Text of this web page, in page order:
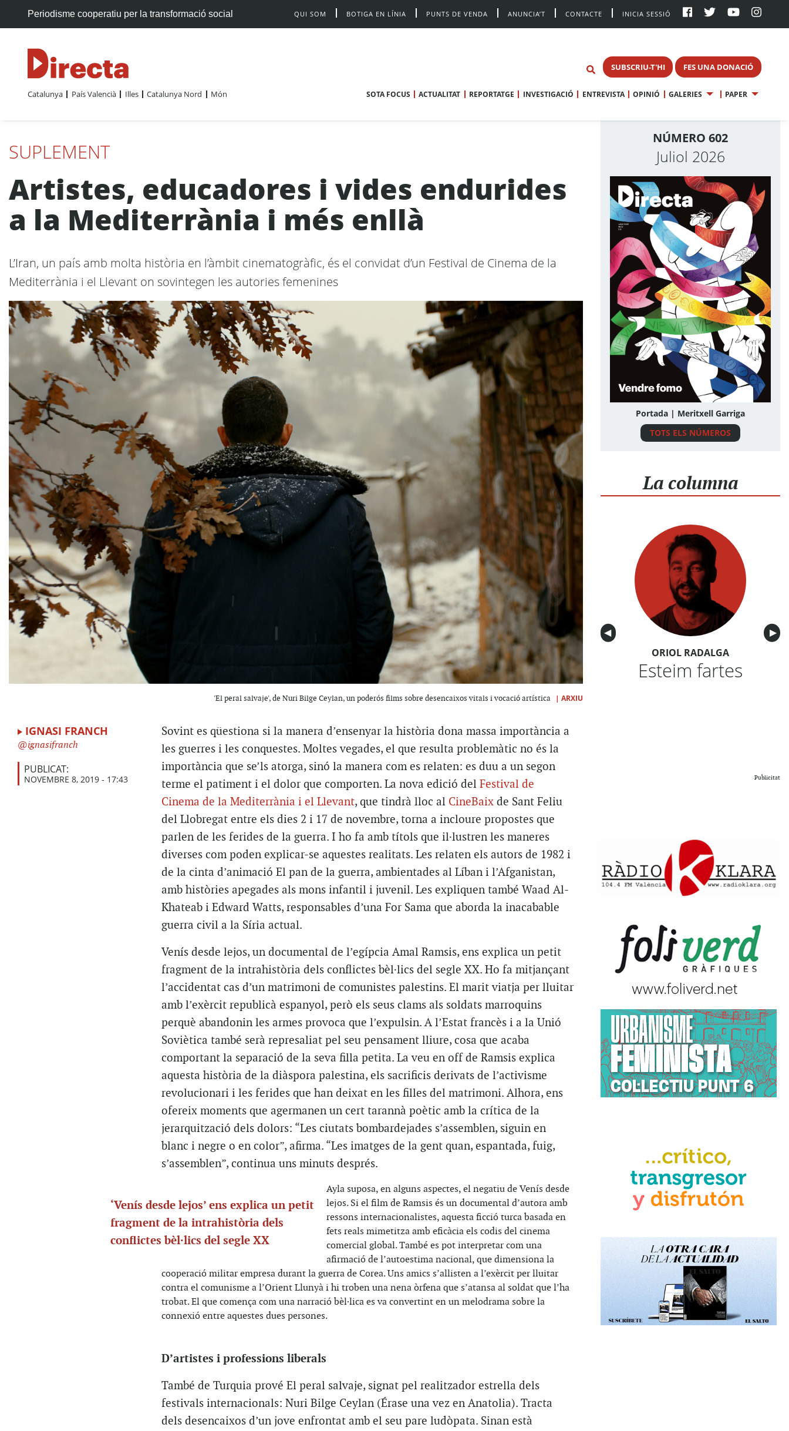
Periodisme cooperatiu per la transformació social QUI SOM BOTIGA EN LÍNIA PUNTS DE VENDA ANUNCIA’T CONTACTE INICIA SESSIÓ
SUBSCRIU-T'HI FES UNA DONACIÓ
Catalunya País Valencià Illes Catalunya Nord Món SOTA FOCUS ACTUALITAT REPORTATGE INVESTIGACIÓ ENTREVISTA OPINIÓ GALERIES PAPER
SUPLEMENT
Artistes, educadores i vides endurides
a la Mediterrània i més enllà
L’Iran, un país amb molta història en l’àmbit cinematogràfic, és el convidat d’un Festival de Cinema de la
Mediterrània i el Llevant on sovintegen les autories femenines
'El peral salvaje', de Nuri Bilge Ceylan, un poderós films sobre desencaixos vitals i vocació artística | ARXIU
IGNASI FRANCH
ignasifranch
PUBLICAT:
NOVEMBRE 8, 2019 - 17:43
Sovint es qüestiona si la manera d’ensenyar la història dona massa importància a
les guerres i les conquestes. Moltes vegades, el que resulta problemàtic no és la
importància que se’ls atorga, sinó la manera com es relaten: es duu a un segon
terme el patiment i el dolor que comporten. La nova edició del Festival de
Cinema de la Mediterrània i el Llevant, que tindrà lloc al CineBaixde Sant Feliu
del Llobregat entre els dies 2 i 17 de novembre, torna a incloure propostes que
parlen de les ferides de la guerra. I ho fa amb títols que il·lustren les maneres
diverses com poden explicar-se aquestes realitats. Les relaten els autors de 1982 i
de la cinta d’animació El pan de la guerra, ambientades al Líban i l’Afganistan,
amb històries apegades als mons infantil i juvenil. Les expliquen també Waad Al-
Khateab i Edward Watts, responsables d’una For Sama que aborda la inacabable
guerra civil a la Síria actual.
Venís desde lejos, un documental de l’egípcia Amal Ramsis, ens explica un petit
fragment de la intrahistòria dels conflictes bèl·lics del segle XX. Ho fa mitjançant
l’accidentat cas d’un matrimoni de comunistes palestins. El marit viatja per lluitar
amb l’exèrcit republicà espanyol, però els seus clams als soldats marroquins
perquè abandonin les armes provoca que l’expulsin. A l’Estat francès i a la Unió
Soviètica també serà represaliat pel seu pensament lliure, cosa que acaba
comportant la separació de la seva filla petita. La veu en off de Ramsis explica
aquesta història de la diàspora palestina, els sacrificis derivats de l’activisme
revolucionari i les ferides que han deixat en les filles del matrimoni. Alhora, ens
ofereix moments que agermanen un cert tarannà poètic amb la crítica de la
jerarquització dels dolors: “Les ciutats bombardejades s’assemblen, siguin en
blanc i negre o en color”, afirma. “Les imatges de la gent quan, espantada, fuig,
s’assemblen”, continua uns minuts després.
‘Venís desde lejos’ ens explica un petit
fragment de la intrahistòria dels
conflictes bèl·lics del segle XX
Aylasuposa, en alguns aspectes, el negatiu de Venís desde
lejos. Si el film de Ramsis és un documental d’autora amb
ressons internacionalistes, aquesta ficció turca basada en
fets reals mimetitza amb eficàcia els codis del cinema
comercial global. També es pot interpretar com una
afirmació de l’autoestima nacional, que dimensiona la
cooperació militar empresa durant la guerra de Corea. Uns amics s’allisten a l’exèrcit per lluitar
contra el comunisme a l’Orient Llunyà i hi troben una nena òrfena que s’atansa al soldat que l’ha
trobat. El que comença com una narració bèl·lica es va convertint en un melodrama sobre la
connexió entre aquestes dues persones.
D’artistes i professions liberals
També de Turquia prové El peral salvaje, signat pel realitzador estrella dels
festivals internacionals: Nuri Bilge Ceylan (Érase una vez en Anatolia). Tracta
dels desencaixos d’un jove enfrontat amb el seu pare ludòpata. Sinan està
NÚMERO 602
Juliol 2026
Portada | Meritxell Garriga
TOTS ELS NÚMEROS
La columna
Anterior
◀︎ ▶︎
ORIOL RADALGA
Esteim fartes
Publicitat